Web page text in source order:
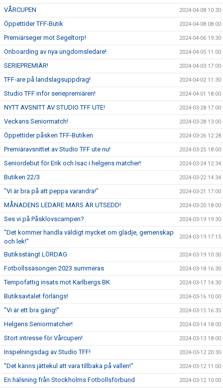
VÅRCUPEN 2024-04-08 10:30
Öppettider TFF-Butik 2024-04-08 08:00
Premiärseger mot Segeltorp! 2024-04-06 19:30
Onboarding av nya ungdomsledare! 2024-04-05 11:00
SERIEPREMIÄR! 2024-04-03 17:00
TFF-are på landslagsuppdrag! 2024-04-02 11:30
Studio TFF inför seriepremiären! 2024-04-01 18:00
NYTT AVSNITT AV STUDIO TFF UTE! 2024-03-28 17:00
Veckans Seniormatch! 2024-03-28 13:00
Öppettider påsken TFF-Butiken 2024-03-26 12:28
Premiäravsnittet av Studio TFF ute nu! 2024-03-25 18:00
Seniordebut för Erik och Isac i helgens matcher! 2024-03-24 12:34
Butiken 22/3 2024-03-22 14:34
"Vi är bra på att peppa varandra!" 2024-03-21 17:00
MÅNADENS LEDARE MARS ÄR UTSEDD! 2024-03-20 18:00
Ses vi på Påsklovscampen? 2024-03-19 19:30
"Det kommer handla väldigt mycket om glädje, gemenskap
och lek!"
2024-03-19 17:15
Butiksstängt LÖRDAG 2024-03-19 10:30
Fotbollssäsongen 2023 summeras 2024-03-18 16:30
Tempofattig insats mot Karlbergs BK 2024-03-17 14:30
Butiksavtalet förlängs! 2024-03-16 10:00
"Vi är ett bra gäng!" 2024-03-15 16:35
Helgens Seniormatcher! 2024-03-14 18:00
Stort intresse för Vårcupen! 2024-03-13 18:00
Inspelningsdag av Studio TFF! 2024-03-12 20:30
"Det känns jättekul att vara tillbaka på vallen!" 2024-03-12 11:00
En hälsning från Stockholms Fotbollsförbund 2024-03-12 10:00